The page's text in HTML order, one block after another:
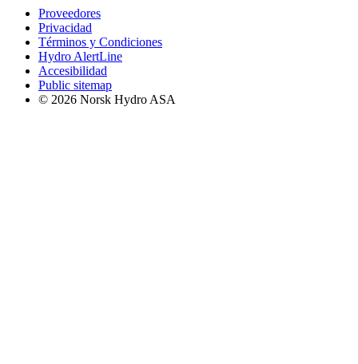
Proveedores
Privacidad
Términos y Condiciones
Hydro AlertLine
Accesibilidad
Public sitemap
© 2026 Norsk Hydro ASA